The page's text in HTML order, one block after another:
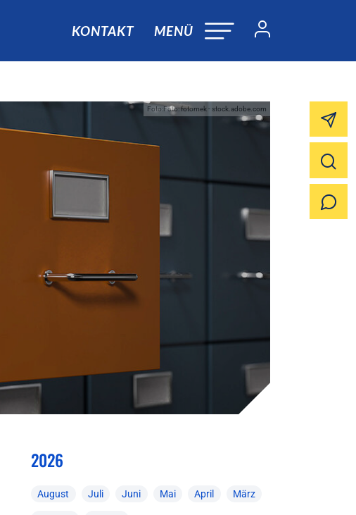
KONTAKT MENÜ
Foto:Foto: fotomek - stock.adobe.com
2026
August Juli Juni Mai April März